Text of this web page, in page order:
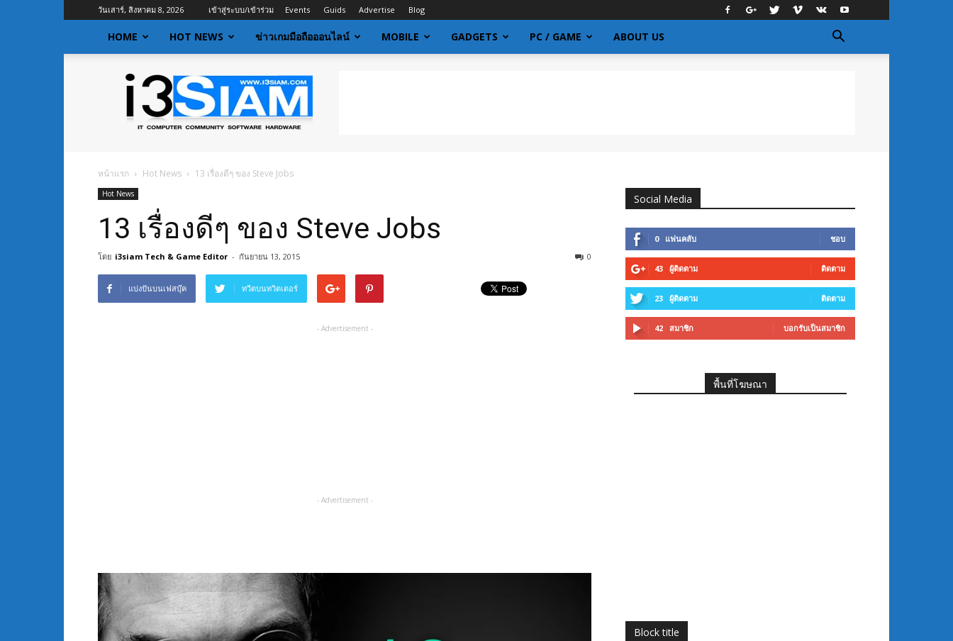
วันเสาร์, สิงหาคม 8, 2026 เข้าสู่ระบบ/เข้าร่วม Events Guids Advertise Blog
HOME HOT NEWS ข่าวเกมมือถือออนไลน์ MOBILE GADGETS PC / GAME ABOUT US
I3siam
ข่าว
ไอที
ข่าวสาร
กับ
ข่าว
เทคโนโลยี
หน้าแรก Hot News 13 เรื่องดีๆ ของ Steve Jobs
Hot News
13 เรื่องดีๆ ของ Steve Jobs
โดย i3siam Tech & Game Editor - กันยายน 13, 2015 0
แบ่งปันบนเฟสบุ๊ค ทวีตบนทวิตเตอร์
- Advertisement -
- Advertisement -
Social Media
0 แฟนคลับ ชอบ
43 ผู้ติดตาม ติดตาม
23 ผู้ติดตาม ติดตาม
42 สมาชิก บอกรับเป็นสมาชิก
พื้นที่โฆษณา
Block title